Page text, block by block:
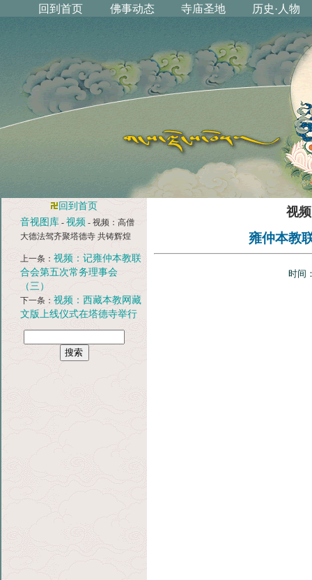
回到首页
音视图库 -视频 - 视频：高僧
大德法驾齐聚塔德寺 共铸辉煌
上一条：视频：记雍仲本教联
合会第五次常务理事会
（三）
下一条：视频：西藏本教网藏
文版上线仪式在塔德寺举行
视
雍仲本教
时间